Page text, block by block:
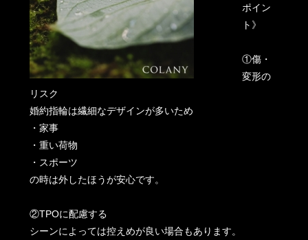
ポイン
ト》
①傷・
変形の
リスク
婚約指輪は繊細なデザインが多いため
・家事
・重い荷物
・スポーツ
の時は外したほうが安心です。
②TPOに配慮する
シーンによっては控えめが良い場合もあります。